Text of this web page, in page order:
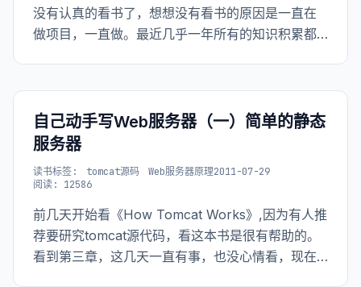
没有认真的看书了，想想没有看书的原因是一直在
做项目，一直做。最近几乎一年所有的知识积累都
一点用过就略过
自己动手写Web服务器（一）简单的静态
服务器
读书标签: tomcat源码 Web服务器原理2011-07-29
阅读: 12586
前几天开始看《How Tomcat Works》,因为有人推
荐要研究tomcat源代码，看这本书是很有帮助的。
看到第三章，这几天一直有事，也没心情看，现在